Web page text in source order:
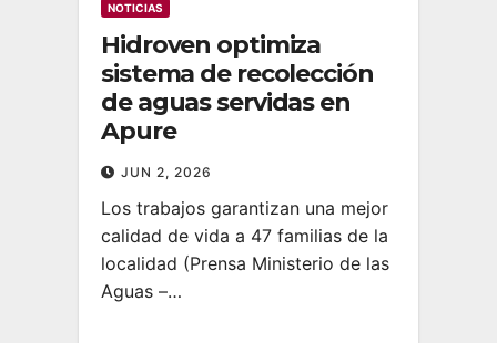
NOTICIAS
Hidroven optimiza
sistema de recolección
de aguas servidas en
Apure
JUN 2, 2026
Los trabajos garantizan una mejor
calidad de vida a 47 familias de la
localidad (Prensa Ministerio de las
Aguas –…